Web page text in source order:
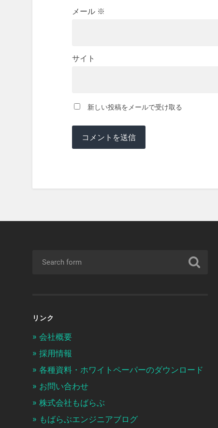
メール ※
サイト
新しい投稿をメールで受け取る
リンク
会社概要
採用情報
各種資料・ホワイトペーパーのダウンロード
お問い合わせ
株式会社もばらぶ
もばらぶエンジニアブログ